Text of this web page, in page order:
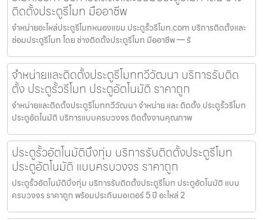
ติดตั้งประตูรีโมท มืออาชีพ
จำหน่ายอะไหล่ประตูรีโมทหนองแขม ประตูรั้วรีโมท.com บริการติดตั้งและ
ซ่อมประตูรีโมท โดย ช่างติดตั้งประตูรีโมท มืออาชีพ — รั
จำหน่ายและติดตั้งประตูรีโมททวีวัฒนา บริการรับติด
ตั้ง ประตูรั้วรีโมท ประตูอัตโนมัติ ราคาถูก
จำหน่ายและติดตั้งประตูรีโมททวีวัฒนา จำหน่าย และ ติดตั้ง ประตูรั้วรีโมท
ประตูอัตโนมัติ บริการแบบครบวงจร ติดตั้งงานคุณภาพ
ประตูรั้วอัตโนมัติบึงกุ่ม บริการรับติดตั้งประตูรีโมท
ประตูอัตโนมัติ แบบครบวงจร ราคาถูก
ประตูรั้วอัตโนมัติบึงกุ่ม บริการรับติดตั้งประตูรีโมท ประตูอัตโนมัติ แบบ
ครบวงจร ราคาถูก พร้อมประกันมอเตอร์ 5 ปี อะไหล่ 2